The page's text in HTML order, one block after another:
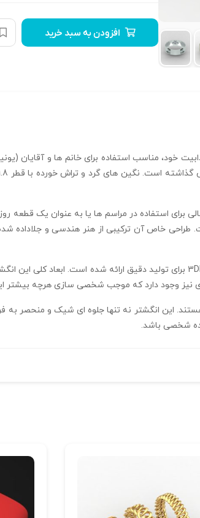
افزودن به سبد خرید
و جذابیت خود، مناسب استفاده برای خانم‌ ها و آقایان
که با سایز استاندارد 55 ارائه می‌شود و گزینه‌ ای عالی برای استفاده در مراسم‌ ها
را فراهم کرده است. طراحی خاص آن ترکیبی از هنر هندسی و
نیز وجود دارد که موجب شخصی‌ سازی هرچه بیشتر
فرد هستند. این انگشتر نه تنها جلوه‌ ای شیک و منحصر
شخصی باشد.